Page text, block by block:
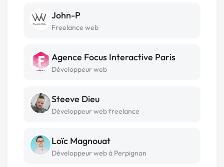
John-P
Freelance web
Agence Focus Interactive Paris
Développeur web
Steeve Dieu
Développeur web freelance
Loïc Magnouat
Développeur web à Perpignan